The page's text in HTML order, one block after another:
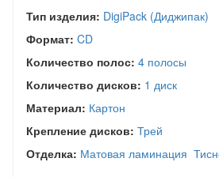
Тип изделия: DigiPack (Диджипак)
Формат: CD
Количество полос: 4 полосы
Количество дисков: 1 диск
Материал: Картон
Крепление дисков: Трей
Отделка: Матовая ламинация